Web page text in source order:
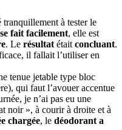
tranquillement à tester le
fait facilement, elle est
. Le résultat était concluant.
il fallait l’utiliser en
tenue jetable type bloc
qui faut l’avouer accentue
je n’ai pas eu une
noir », à courir à droite et à
chargée, le déodorant a